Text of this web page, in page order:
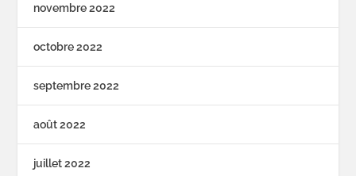
novembre 2022
octobre 2022
septembre 2022
août 2022
juillet 2022